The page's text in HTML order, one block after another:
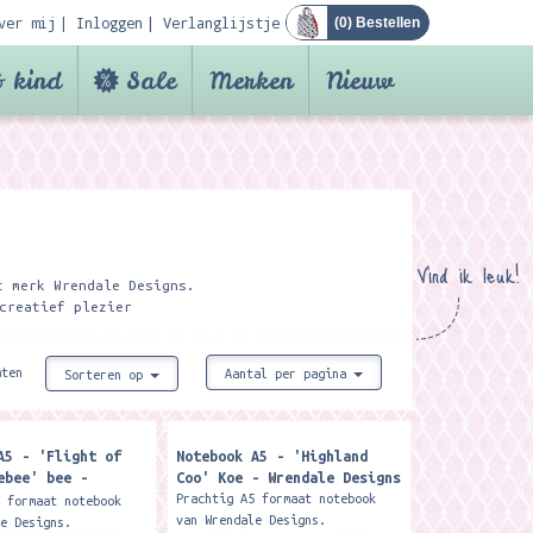
mij Inloggen Verlanglijstje (0) Bestellen
kind Sale Merken Nieuw
Vind ik leuk!
Wrendale Designs.
creatief plezier
Sorteren op Aantal per pagina
A5 - 'Flight of
bee -
formaat notebook
Designs.
Notebook A5 - 'Highland
Coo' Koe - Wrendale Designs
Prachtig A5 formaat notebook
van Wrendale Designs.